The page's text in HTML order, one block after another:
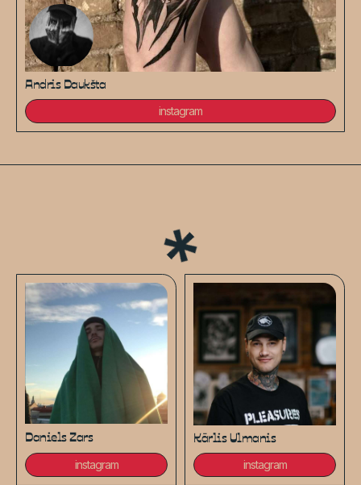
Andris Daukšta
instagram
Daniels Zars
instagram
Kārlis Ulmanis
instagram